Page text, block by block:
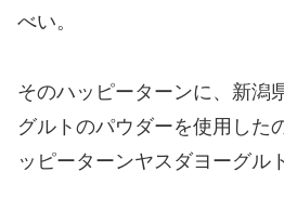
べい。
そのハッピーターンに、新潟
グルトのパウダーを使用した
ッピーターンヤスダヨーグル